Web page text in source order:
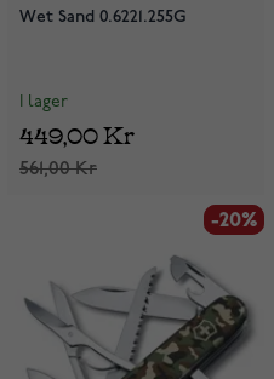
Wet Sand 0.6221.255G
I lager
561,00 Kr
449,00 Kr
-20%
-20%